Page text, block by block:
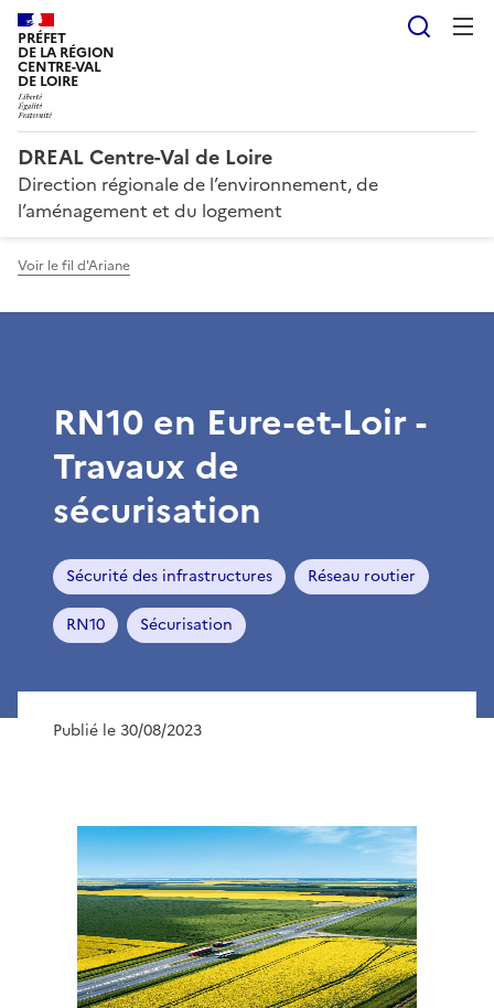
PRÉFET
DE LA RÉGION
CENTRE-VAL
DE LOIRE
DREAL Centre-Val de Loire
Direction régionale de l’environnement, de
l’aménagement et du logement
Voir le fil d'Ariane
RN10 en Eure-et-Loir -
Travaux de
sécurisation
Sécurité des infrastructures Réseau routier
RN10 Sécurisation
Publié le 30/08/2023